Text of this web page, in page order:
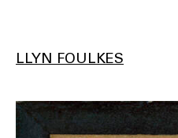
LLYN FOULKES